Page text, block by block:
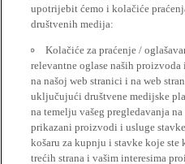
upotrijebit ćemo i kolačiće
društvenih medija:
Kolačiće za praćenje /
relevantne oglase naših
na našoj web stranici i na web
uključujući društvene medijske
na temelju vašeg pregledavanja
prikazani proizvodi i usluge
košaru za kupnju i stavke koje ste
trećih strana i vašim interesima